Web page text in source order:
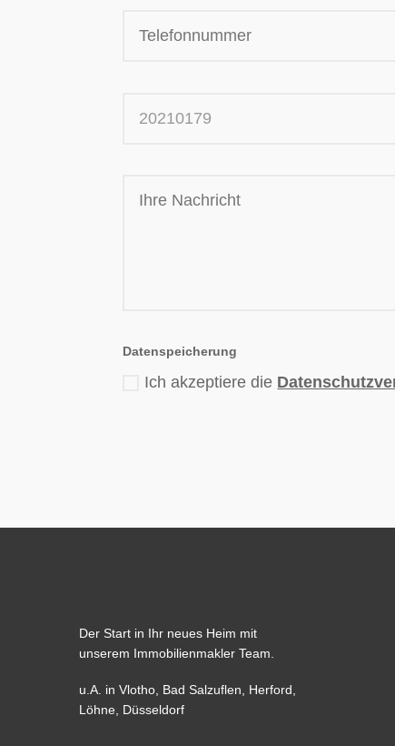
Datenspeicherung
Ich akzeptiere die
Der Start in Ihr neues Heim mit
unserem Immobilienmakler Team.
u.A. in Vlotho Bad Salzuflen Herford
Löhne, Düsseldorf